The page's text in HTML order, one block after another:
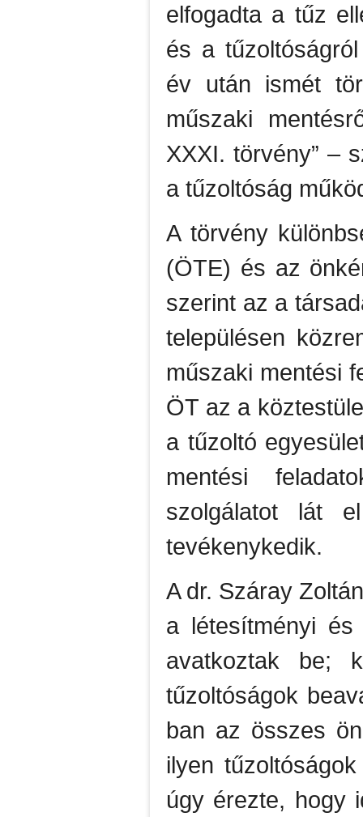
elfogadta a tűz
és a
év után ismét
műszaki
XXXI. törvény” –
a tűzoltóság
A törvény
(ÖTE) és az
szerint az a
településen
műszaki mentési
ÖT az a
a tűzoltó
mentési
szolgálatot lát
tevékenykedik.
A dr. Száray
a létesítményi
avatkoztak be;
tűzoltóságok
ban az összes
ilyen
úgy érezte, hogy